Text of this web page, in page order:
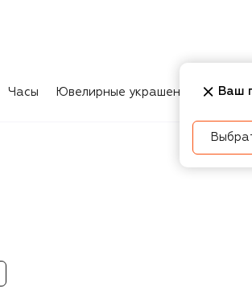
Часы Ювелирные украшения Ваш